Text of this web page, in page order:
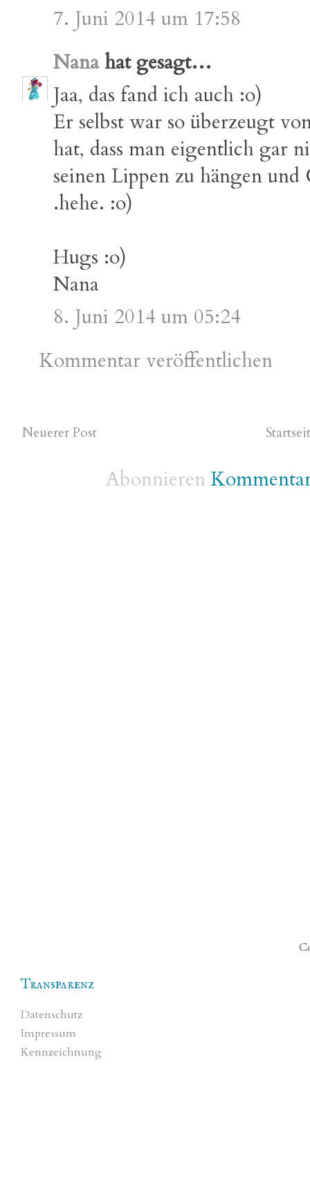
7. Juni 2014 um 17:58
Nanahat gesagt…
Jaa, das fand ich auch :o)
Er selbst war so überzeugt
hat, dass man eigentlich gar
seinen Lippen zu hängen und
.hehe. :o)
Hugs :o)
Nana
8. Juni 2014 um 05:24
Kommentar veröffentlichen
Neuerer Post
Abonnieren
Transparenz
Datenschutz
Impressum
Kennzeichnung